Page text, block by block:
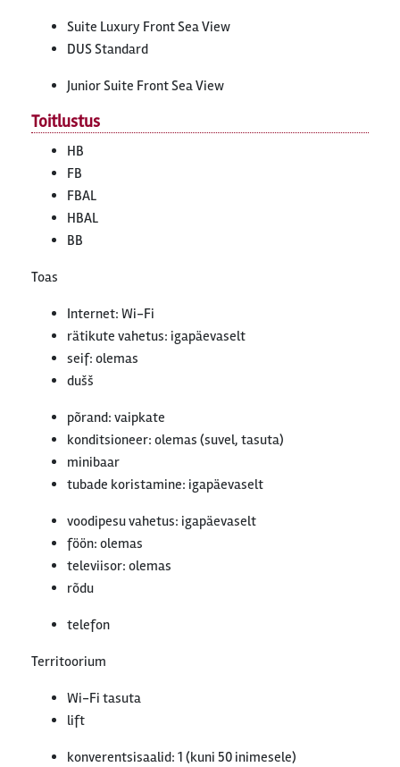
Suite Luxury Front Sea View
DUS Standard
Junior Suite Front Sea View
Toitlustus
HB
FB
FBAL
HBAL
BB
Toas
Internet: Wi-Fi
rätikute vahetus: igapäevaselt
seif: olemas
dušš
põrand: vaipkate
konditsioneer: olemas (suvel, tasuta)
minibaar
tubade koristamine: igapäevaselt
voodipesu vahetus: igapäevaselt
föön: olemas
televiisor: olemas
rõdu
telefon
Territoorium
Wi-Fi tasuta
lift
konverentsisaalid: 1 (kuni 50 inimesele)